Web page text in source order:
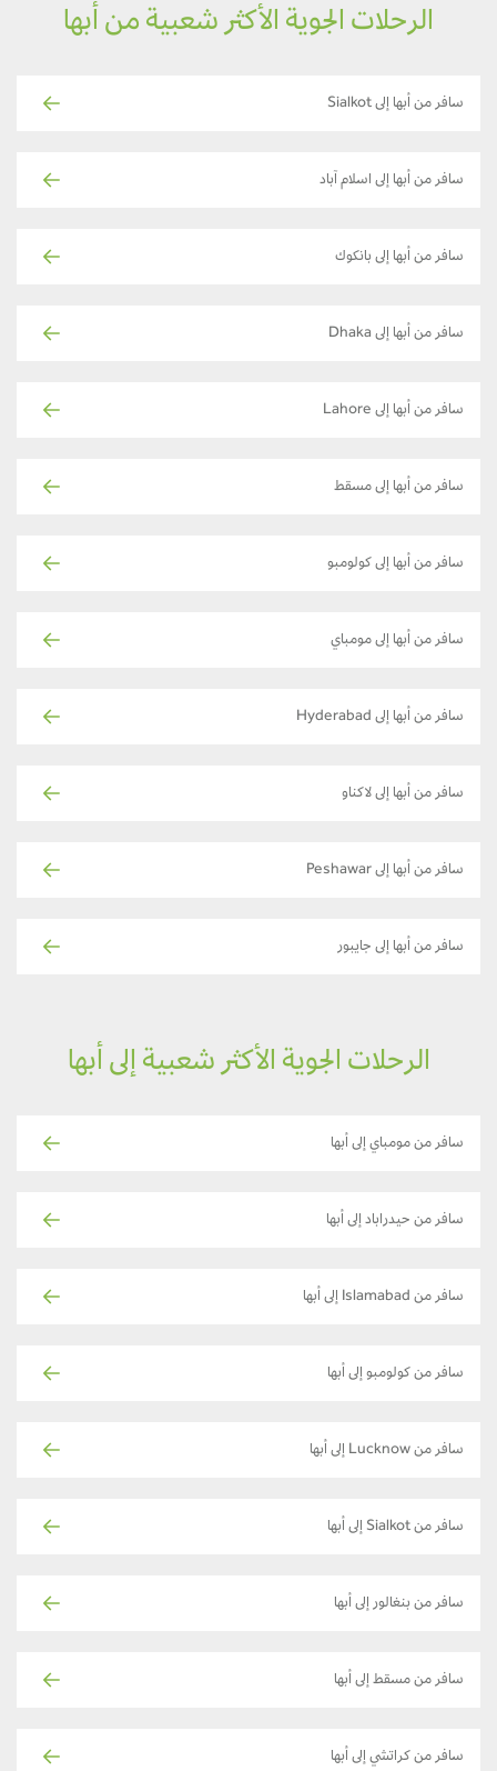
الرحلات الجوية الأكثر شعبية من أبها
سافر من أبها إلى Sialkot
سافر من أبها إلى اسلام آباد
سافر من أبها إلى بانكوك
سافر من أبها إلى Dhaka
سافر من أبها إلى Lahore
سافر من أبها إلى مسقط
سافر من أبها إلى كولومبو
سافر من أبها إلى مومباي
سافر من أبها إلى Hyderabad
سافر من أبها إلى لاكناو
سافر من أبها إلى Peshawar
سافر من أبها إلى جايبور
الرحلات الجوية الأكثر شعبية إلى أبها
سافر من مومباي إلى أبها
سافر من حيدراباد إلى أبها
سافر من Islamabad إلى أبها
سافر من كولومبو إلى أبها
سافر من Lucknow إلى أبها
سافر من Sialkot إلى أبها
سافر من بنغالور إلى أبها
سافر من مسقط إلى أبها
سافر من كراتشي إلى أبها